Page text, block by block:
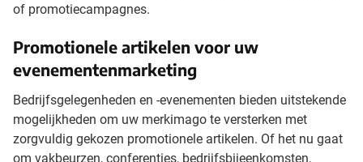
of promotiecampagnes.
Promotionele artikelen voor uw
evenementenmarketing
Bedrijfsgelegenheden en -evenementen bieden uitstekende
mogelijkheden om uw merkimago te versterken met
zorgvuldig gekozen promotionele artikelen. Of het nu gaat
om vakbeurzen, conferenties, bedrijfsbijeenkomsten,